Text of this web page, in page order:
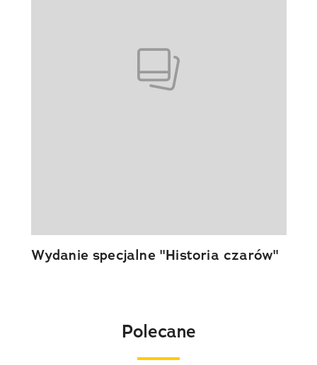
Wydanie specjalne "Historia czarów"
Polecane